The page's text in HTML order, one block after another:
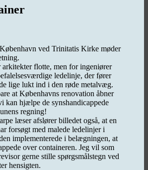
ved Trinitatis Kirke møder
flotte, men for ingeniører
ledelinje, der fører
lige lukt ind i den røde metalvæg.
at Københavns renovation åbner
kan hjælpe de synshandicappede
regning!
læser afslører billedet også, at en
forsøgt med malede ledelinjer i
implementerede i belægningen, at
over containeren. Jeg vil som
gerne stille spørgsmålstegn ved
hensigten.